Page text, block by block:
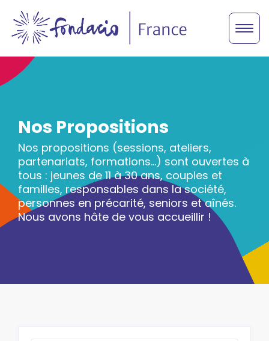
Nos Propositions
Nos propositions (sessions, ateliers,
partenariats, formations...) sont ouvertes à
tous : jeunes de 11 à 30 ans, couples et
familles, responsables dans la société,
personnes en précarité, seniors et aînés.
Nous avons hâte de vous accueillir !